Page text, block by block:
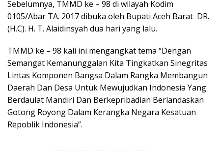
Sebelumnya, TMMD ke – 98 di wilayah Kodim
0105/Abar TA. 2017 dibuka oleh Bupati Aceh Barat DR.
(H.C). H. T. Alaidinsyah dua hari yang lalu.
TMMD ke – 98 kali ini mengangkat tema “Dengan
Semangat Kemanunggalan Kita Tingkatkan Sinegritas
Lintas Komponen Bangsa Dalam Rangka Membangun
Daerah Dan Desa Untuk Mewujudkan Indonesia Yang
Berdaulat Mandiri Dan Berkepribadian Berlandaskan
Gotong Royong Dalam Kerangka Negara Kesatuan
Repoblik Indonesia”.